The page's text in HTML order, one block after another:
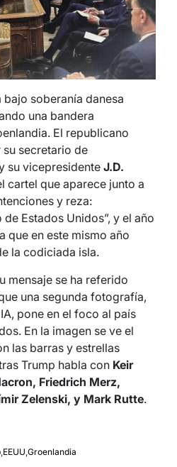
soberanía danesa
una bandera
El republicano
secretario de
su vicepresidente J.D.
cartel que aparece junto a
y reza:
Estados Unidos”, y el año
que en este mismo año
la codiciada isla.
mensaje se ha referido
una segunda fotografía,
pone en el foco al país
En la imagen se ve el
las barras y estrellas
Trump habla con Keir
Friedrich Merz,
Zelenski, y Mark Rutte.
EEUU Groenlandia